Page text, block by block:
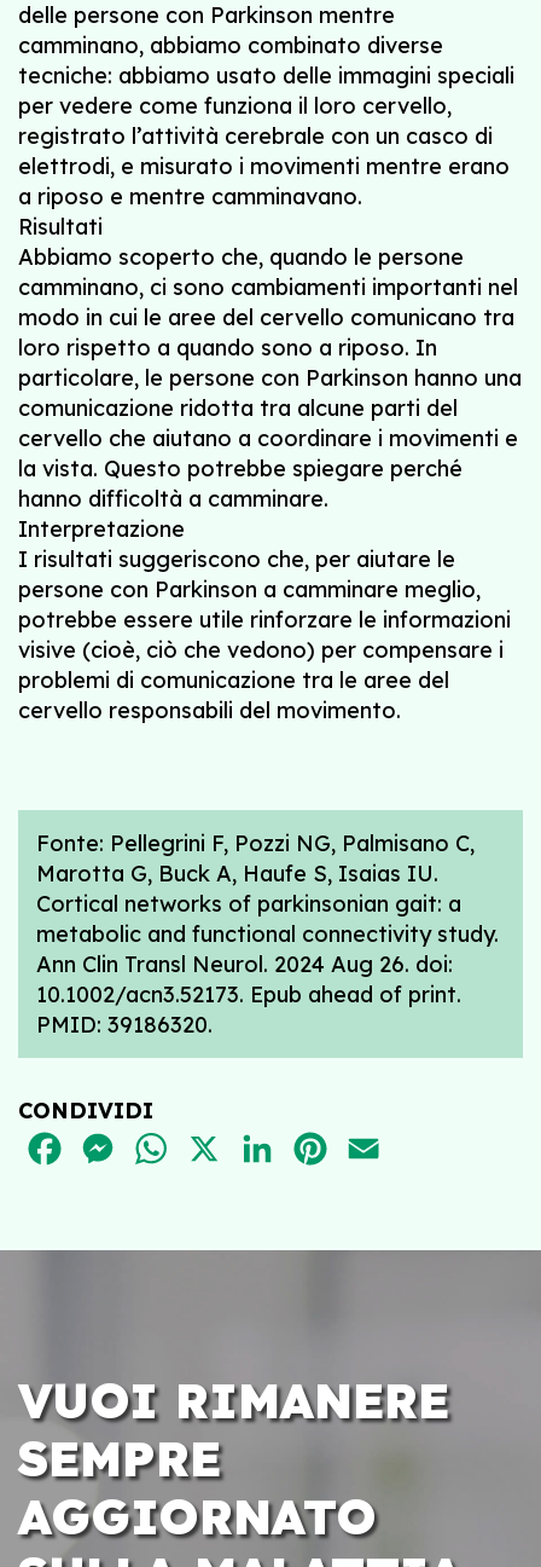
delle persone con Parkinson mentre
camminano, abbiamo combinato diverse
tecniche: abbiamo usato delle immagini speciali
per vedere come funziona il loro cervello,
registrato l’attività cerebrale con un casco di
elettrodi, e misurato i movimenti mentre erano
a riposo e mentre camminavano.
Risultati
Abbiamo scoperto che, quando le persone
camminano, ci sono cambiamenti importanti nel
modo in cui le aree del cervello comunicano tra
loro rispetto a quando sono a riposo. In
particolare, le persone con Parkinson hanno una
comunicazione ridotta tra alcune parti del
cervello che aiutano a coordinare i movimenti e
la vista. Questo potrebbe spiegare perché
hanno difficoltà a camminare.
Interpretazione
I risultati suggeriscono che, per aiutare le
persone con Parkinson a camminare meglio,
potrebbe essere utile rinforzare le informazioni
visive (cioè, ciò che vedono) per compensare i
problemi di comunicazione tra le aree del
cervello responsabili del movimento.
Fonte: Pellegrini F, Pozzi NG, Palmisano C,
Marotta G, Buck A, Haufe S, Isaias IU.
Cortical networks of parkinsonian gait: a
metabolic and functional connectivity study.
Ann Clin Transl Neurol. 2024 Aug 26. doi:
10.1002/acn3.52173. Epub ahead of print.
PMID: 39186320.
CONDIVIDI
FACEBOOKMESSENGER
WHATSAPPLINKEDINPINTEREST
VUOI RIMANERE
SEMPRE
AGGIORNATO